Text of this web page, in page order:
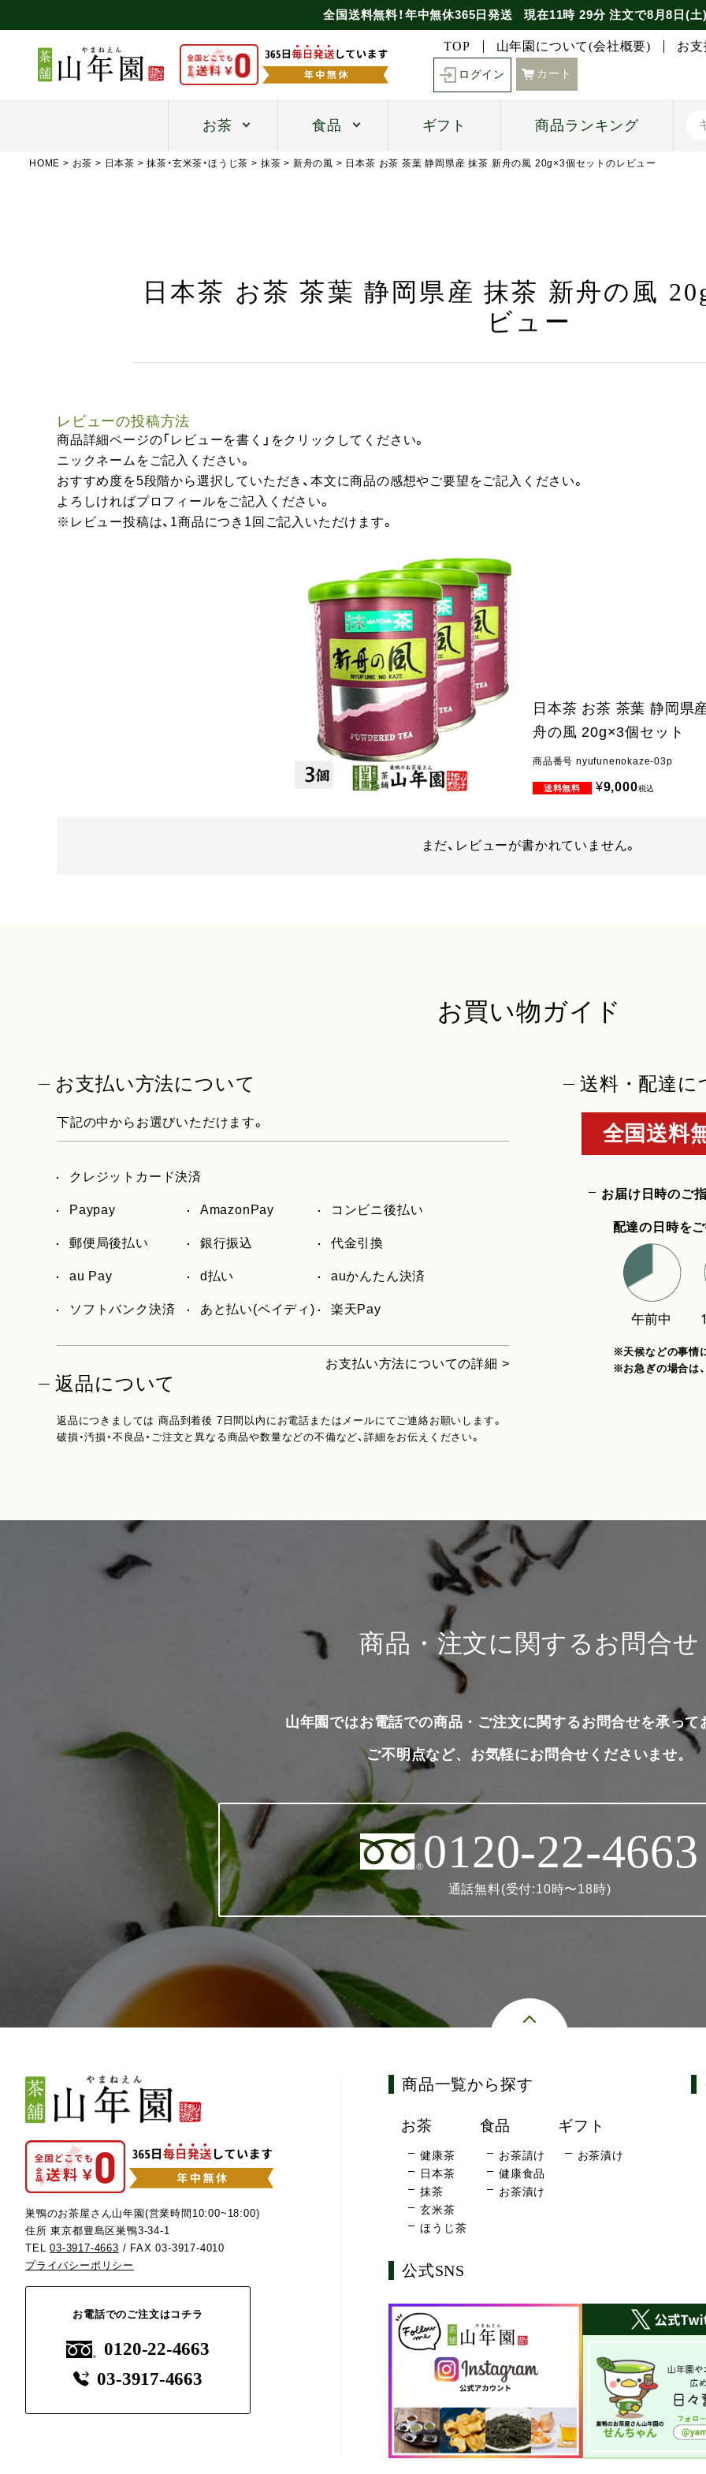
全国送料無料！年中無休365日発送 現在11時 29分注文で8月8日(土
TOP 山年園について(会社概要) お
ログイン カート
お茶 食品 ギフト 商品ランキング
HOME お茶 日本茶 抹茶・玄米茶・ほうじ茶 抹茶 新舟の風 日本茶 お茶 茶葉 静岡県産 抹茶 新舟の風 20g×3個セットのレビュー
日本茶 お茶 茶葉 静岡県産 抹茶 新舟の風
ビュー
レビューの投稿方法
商品詳細ページの「レビューを書く」をクリックしてください。
ニックネームをご記入ください。
おすすめ度を5段階から選択していただき、本文に商品の感想やご要望をご記入ください。
よろしければプロフィールをご記入ください。
※レビュー投稿は、1商品につき1回ご記入いただけます。
日本茶 お茶 茶葉 静岡県
舟の風 20g×3個セット
商品番号 nyufunenokaze-03p
¥9,000税込
まだ、レビューが書かれていません。
お買い物ガイド
お支払い方法について
下記の中からお選びいただけます。
クレジットカード決済
Paypay AmazonPay コンビニ後払い
郵便局後払い 銀行振込 代金引換
au Pay d払い auかんたん決済
ソフトバンク決済 あと払い(ペイディ) 楽天Pay
お支払い方法についての詳細 >
返品について
返品につきましては 商品到着後 7日間以内にお電話またはメールにてご連絡お願いします。
破損・汚損・不良品・ご注文と異なる商品や数量などの不備など、詳細をお伝えください。
送料・配達に
全国送料
お届け日時のご
配達の日時を
※天候などの事情
※お急ぎの場合は
商品・注文に関するお問合せ
山年園ではお電話での商品・ご注文に関するお問合せを承って
ご不明点など、お気軽にお問合せくださいませ。
0120-22-4663
通話無料(受付:10時〜18時)
巣鴨のお茶屋さん山年園(営業時間10:00~18:00)
住所 東京都豊島区巣鴨3-34-1
TEL03-3917-4663 / FAX 03-3917-4010
プライバシーポリシー
お電話でのご注文はコチラ
0120-22-4663
03-3917-4663
商品一覧から探す
お茶
健康茶
日本茶
抹茶
玄米茶
ほうじ茶
食品
お茶請け
健康食品
お茶漬け
ギフト
お茶漬け
公式SNS